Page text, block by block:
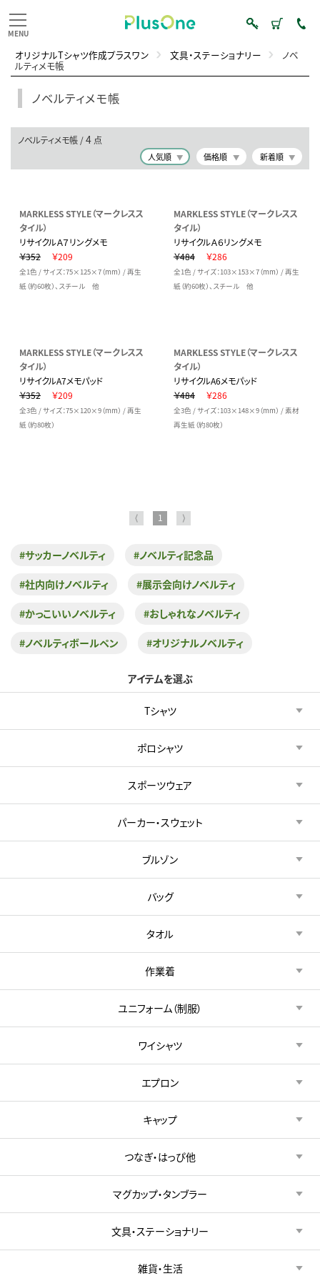
オリジナルTシャツ作成プラスワン 文具・ステーショナリー ノベ
ルティメモ帳
ノベルティメモ帳
ノベルティメモ帳 /4点
人気順 価格順 新着順
MARKLESS STYLE（マークレスス
タイル）
リサイクルＡ７リングメモ
￥352
￥209
全1色 / サイズ：75×125×7（mm） / 再生
紙（約60枚）、スチール 他
MARKLESS STYLE（マークレスス
タイル）
リサイクルＡ６リングメモ
￥484
￥286
全1色 / サイズ：103×153×7（mm） / 再生
紙（約60枚）、スチール 他
MARKLESS STYLE（マークレスス
タイル）
リサイクルA7メモパッド
￥352
￥209
全3色 / サイズ：75×120×9（mm） / 再生
紙（約80枚）
MARKLESS STYLE（マークレスス
タイル）
リサイクルA6メモパッド
￥484
￥286
全3色 / サイズ：103×148×9（mm） / 素材
再生紙（約80枚）
⟨ 1 ⟩
#サッカーノベルティ #ノベルティ記念品
#社内向けノベルティ #展示会向けノベルティ
#かっこいいノベルティ #おしゃれなノベルティ
#ノベルティボールペン #オリジナルノベルティ
アイテムを選ぶ
Tシャツ
ポロシャツ
スポーツウェア
パーカー・スウェット
ブルゾン
バッグ
タオル
作業着
ユニフォーム（制服）
ワイシャツ
エプロン
キャップ
つなぎ・はっぴ他
マグカップ・タンブラー
文具・ステーショナリー
雑貨・生活